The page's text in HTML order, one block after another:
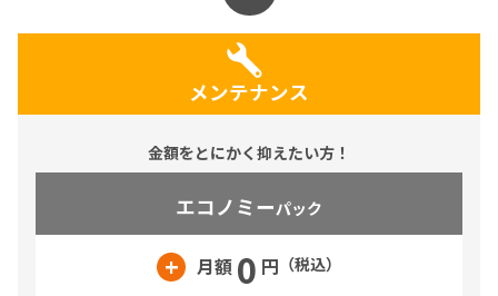
メンテナンス
金額をとにかく抑えたい方！
エコノミーパック
+ 月額 0 円 （税込）